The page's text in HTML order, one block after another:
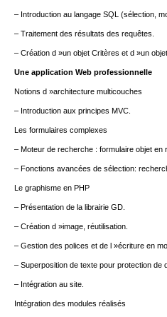
– Introduction au langage SQL (sélection,
– Traitement des résultats des requêtes.
– Création d »un objet Critères et d »un
Une application Web professionnelle
Notions d »architecture multicouches
– Introduction aux principes MVC.
Les formulaires complexes
– Moteur de recherche : formulaire objet en
– Fonctions avancées de sélection:
Le graphisme en PHP
– Présentation de la librairie GD.
– Création d »image, réutilisation.
– Gestion des polices et de l »écriture en
– Superposition de texte pour protection de
– Intégration au site.
Intégration des modules réalisés